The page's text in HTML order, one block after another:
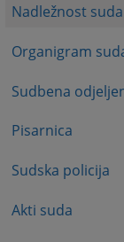
Nadležnost suda
Organigram
Sudbena
Pisarnica
Sudska policija
Akti suda